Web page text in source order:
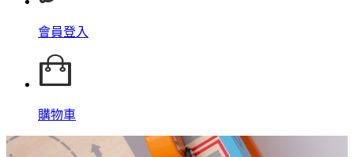
會員登入
購物車